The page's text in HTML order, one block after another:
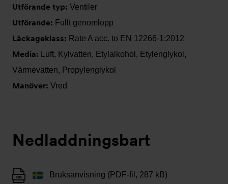
Utförande typ: Ventiler
Utförande: Fullt genomlopp
Läckageklass: Rate A acc. to EN 12266-1:2012
Media:
Luft, Kylvatten, Etylalkohol, Etylenglykol,
Värmevatten, Propylenglykol
Manöver: Vred
Nedladdningsbart
Bruksanvisning (PDF-fil, 287 kB)